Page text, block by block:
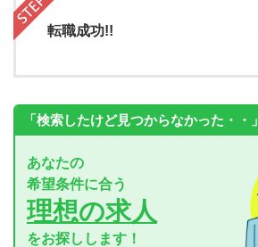
転職成功!!
「検索したけど見つからなかった・・」
あなたの
希望条件に合う
理想の求人
をお探しします！